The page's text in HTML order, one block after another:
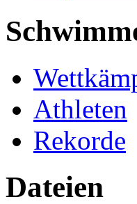
Athleten
Rekorde
Dateien